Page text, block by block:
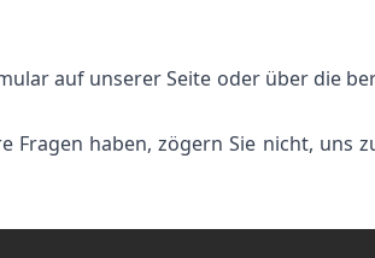
auf unserer Seite oder über die
haben, zögern Sie nicht, uns